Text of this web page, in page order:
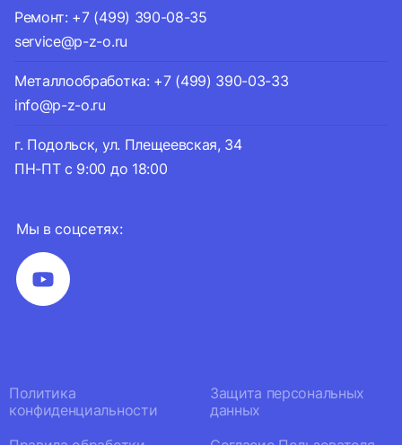
Мы в соцсетях:
Ремонт: +7 (499) 390-08-35
service@p-z-o.ru
Металлообработка: +7 (499) 390-03-33
info@p-z-o.ru
г. Подольск, ул. Плещеевская, 34
ПН-ПТ с 9:00 до 18:00
Политика
конфиденциальности
Защита персональных
данных